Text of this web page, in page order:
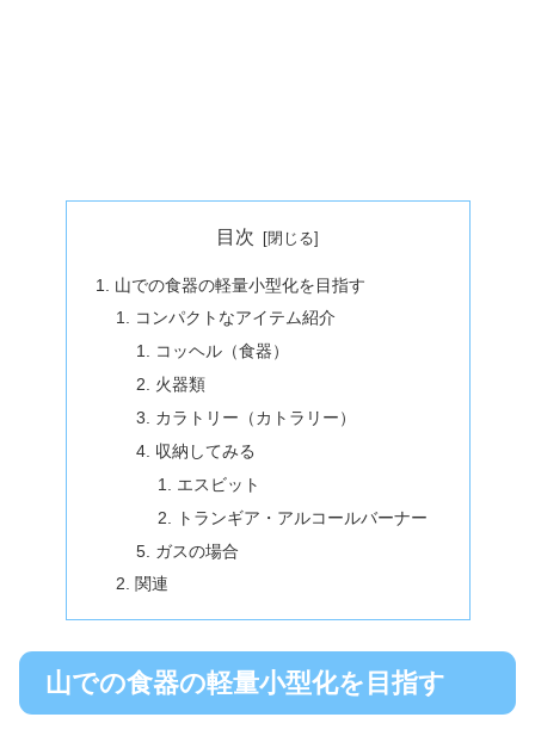
目次
山での食器の軽量小型化を目指す
コンパクトなアイテム紹介
コッヘル（食器）
火器類
カラトリー（カトラリー）
収納してみる
エスビット
トランギア・アルコールバーナー
ガスの場合
関連
山での食器の軽量小型化を目指す